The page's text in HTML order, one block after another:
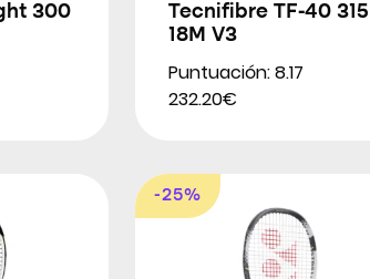
300
Tecnifibre TF-40 315
18M V3
Puntuación: 8.17
232.20€
-25%